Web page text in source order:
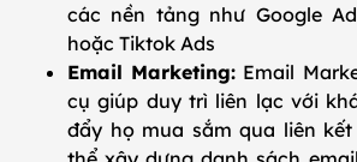
các nền tảng như Google
hoặc Tiktok Ads
Email Marketing: Email
cụ giúp duy trì liên lạc với
đẩy họ mua sắm qua liên